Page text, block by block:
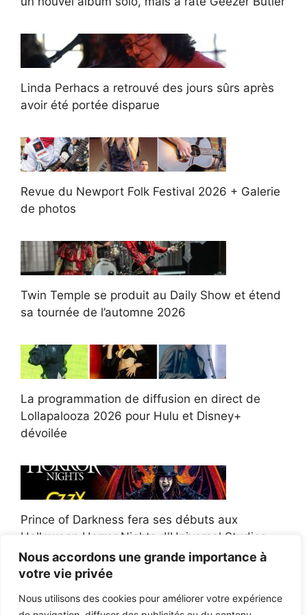
Nous accordons une grande importance à
votre vie privée
Nous utilisons des cookies pour améliorer votre expérience
Linda Perhacs a retrouvé des jours sûrs après
avoir été portée disparue
Revue du Newport Folk Festival 2026 + Galerie
de photos
Twin Temple se produit au Daily Show et étend
sa tournée de l’automne 2026
La programmation de diffusion en direct de
Lollapalooza 2026 pour Hulu et Disney+
dévoilée
Prince of Darkness fera ses débuts aux
Halloween Horror Nights d'Universal Studios